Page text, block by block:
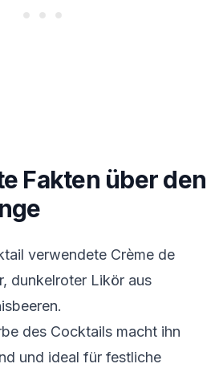
Fakten über den
verwendete Crème de
dunkelroter Likör aus
des Cocktails macht ihn
und ideal für festliche